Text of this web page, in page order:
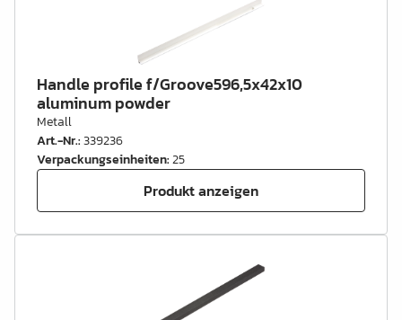
Handle profile f/Groove596,5x42x10
aluminum powder
Metall
Art.-Nr.:339236
Verpackungseinheiten:25
Produkt anzeigen